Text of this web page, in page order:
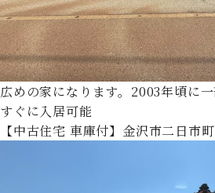
広めの家になります。2003年頃に一
すぐに入居可能
【中古住宅 車庫付】金沢市二日市